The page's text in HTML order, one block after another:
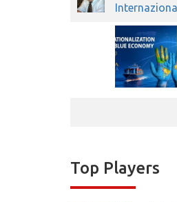
Top Players